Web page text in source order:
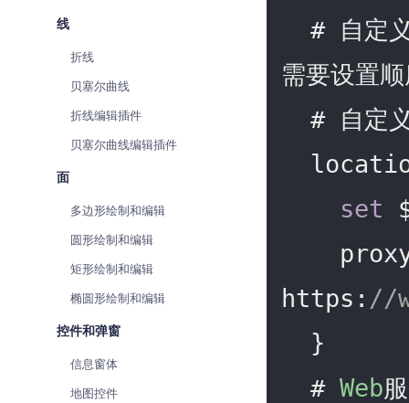
线
折线
贝塞尔曲线
折线编辑插件
贝塞尔曲线编辑插件
面
多边形绘制和编辑
圆形绘制和编辑
矩形绘制和编辑
椭圆形绘制和编辑
控件和弹窗
信息窗体
地图控件
需要设置
set
https: //
  #
Web